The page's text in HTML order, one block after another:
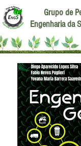
Grupo de
Engenharia da